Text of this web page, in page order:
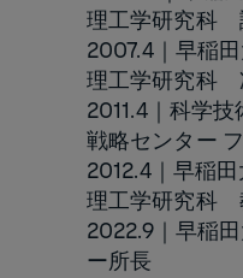
理工学研究科
2007.4｜早稲
理工学研究科
2011.4｜科学
戦略センター
2012.4｜早稲
理工学研究科
2022.9｜早稲
ー所長